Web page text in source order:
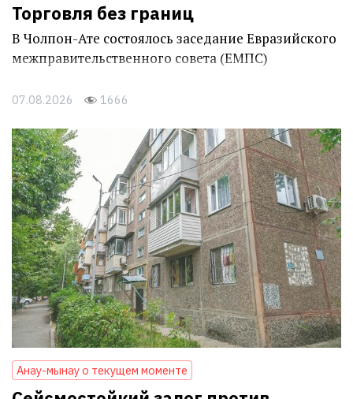
Торговля без границ
В Чолпон-Ате состоялось заседание Евразийского
межправительственного совета (ЕМПС)
07.08.2026 1666
Анау-мынау о текущем моменте